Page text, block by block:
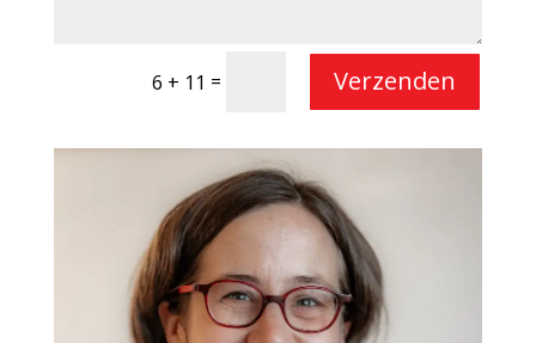
6 + 11 = Verzenden